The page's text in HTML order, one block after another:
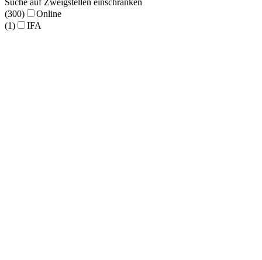
Suche auf Zweigstellen einschränken
(300)
Online
(1)
IFA